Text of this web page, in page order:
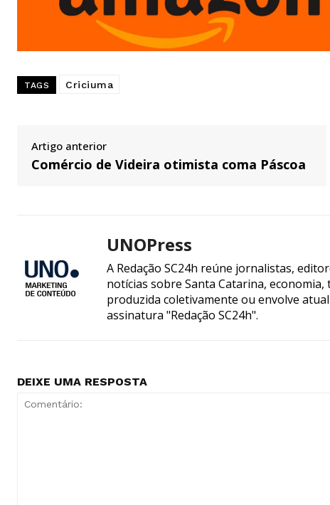
TAGS Criciuma
Artigo anterior
Comércio de Videira otimista coma Páscoa
UNOPress
A Redação SC24h reúne jornalistas,
notícias sobre Santa Catarina,
produzida coletivamente ou envolve
assinatura "Redação SC24h".
DEIXE UMA RESPOSTA